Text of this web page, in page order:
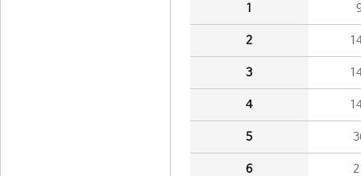
1
2
3
4
5
6